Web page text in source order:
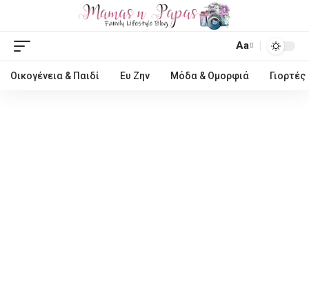
Aa
Οικογένεια & Παιδί Ευ Ζην Μόδα & Ομορφιά Γιορτές